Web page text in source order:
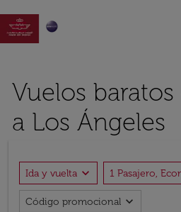

Vuelos baratos
a Los Ángeles
Ida y vuelta expand_more 1 Pasajero,
Código promocional expand_more